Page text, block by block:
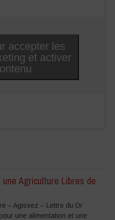
accepter les
et activer
Agriculture Libres de
– Agissez – Lettre du Dr
une alimentation et une